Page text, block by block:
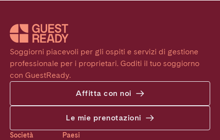
Soggiorni piacevoli per gli ospiti e servizi di gestione
professionale per i proprietari. Goditi il tuo soggiorno
con GuestReady.
Affitta con noi
Le mie prenotazioni
Società Paesi